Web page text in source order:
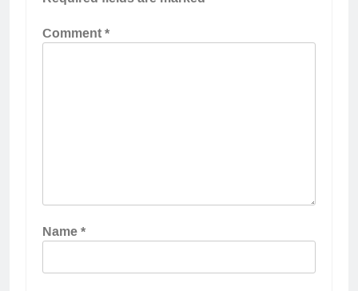
Comment*
Name*